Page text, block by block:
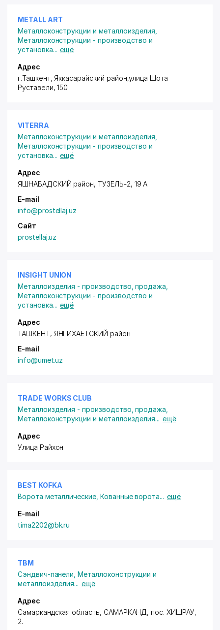
METALL ART
Металлоконструкции и металлоизделия
Металлоконструкции - производство и
установка... ещё
Адрес
г.Ташкент, Яккасарайский район,улица Шота
Руставели, 150
VITERRA
Металлоконструкции и металлоизделия
Металлоконструкции - производство и
установка... ещё
Адрес
ЯШНАБАДСКИЙ район, ТУЗЕЛЬ-2, 19 А
E-mail
info@prostellaj.uz
Сайт
prostellaj.uz
INSIGHT UNION
Металлоизделия - производство, продажа
Металлоконструкции - производство и
установка... ещё
Адрес
ТАШКЕНТ, ЯНГИХАЁТСКИЙ район
E-mail
info@umet.uz
TRADE WORKS CLUB
Металлоизделия - производство, продажа
Металлоконструкции и металлоизделия... ещё
Адрес
Улица Райхон
BEST KOFKA
Ворота металлические Кованные ворота... ещё
E-mail
tima2202@bk.ru
TBM
Сэндвич-панели ,Металлоконструкции и
металлоизделия... ещё
Адрес
Самаркандская область, САМАРКАНД, пос. ХИШРАУ,
2.